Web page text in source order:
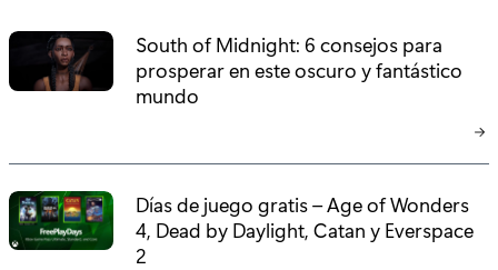
a
South of Midnight: 6 consejos para
prosperar en este oscuro y fantástico
mundo
Días de juego gratis – Age of Wonders
4, Dead by Daylight, Catan y Everspace
2